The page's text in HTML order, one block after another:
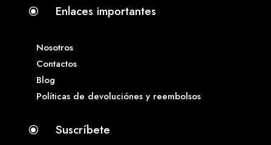
\ Enlaces importantes
Nosotros
Contactos
Blog
Políticas de devoluciónes y reembolsos
\ Suscríbete